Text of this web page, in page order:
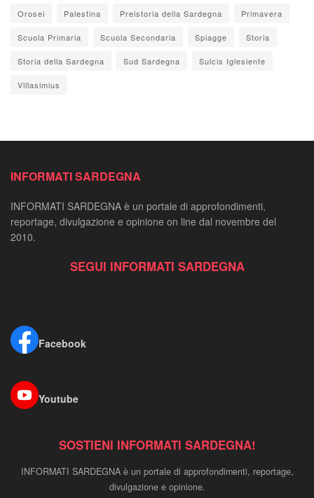
Orosei Palestina Preistoria della Sardegna Primavera
Scuola Primaria Scuola Secondaria Spiagge Storia
Storia della Sardegna Sud Sardegna Sulcis Iglesiente
Villasimius
INFORMATI SARDEGNA
INFORMATI SARDEGNA è un portale di approfondimenti,
reportage, divulgazione e opinione on line dal novembre del
2010.
SEGUI INFORMATI SARDEGNA
Facebook
Youtube
SOSTIENI INFORMATI SARDEGNA!
INFORMATI SARDEGNA è un portale di approfondimenti, reportage,
divulgazione e opinione.